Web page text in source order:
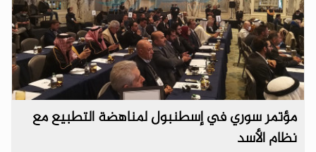
مؤتمر سوري في إسطنبول لمناهضة التطبيع مع
نظام الأسد